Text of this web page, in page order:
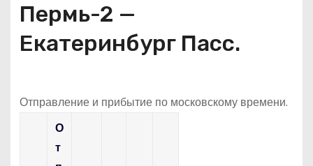
Пермь-2 —
Екатеринбург Пасс.
Отправление и прибытие по московскому времени.
О
т